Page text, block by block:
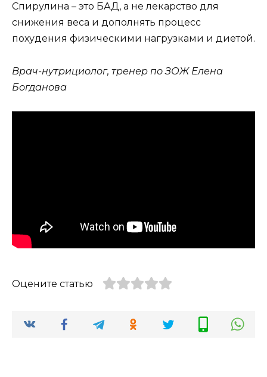
Спирулина – это БАД, а не лекарство для
снижения веса и дополнять процесс
похудения физическими нагрузками и диетой.
Врач-нутрициолог, тренер по ЗОЖ Елена
Богданова
Оцените статью